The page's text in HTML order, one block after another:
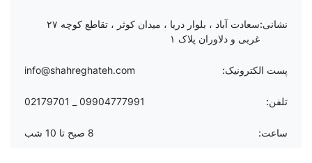
نشانی:
سعادت آباد ، بلوار دریا ، میدان کوثر ، تقاطع کوچه ۲۷
غربی و دلاوران پلاک ۱
پست الکترونیک: info@shahreghateh.com
تلفن: 09904777991 _ 02179701
ساعت: 8 صبح تا 10 شب